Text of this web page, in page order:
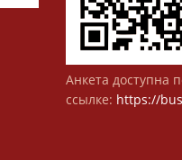
Анкета доступна
ссылке: https://